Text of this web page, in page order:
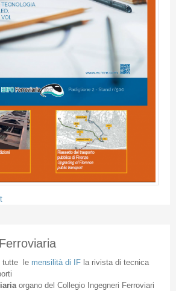
tuttele mensilità di IFla rivista di tecnica
organodel Collegio Ingegneri Ferroviari